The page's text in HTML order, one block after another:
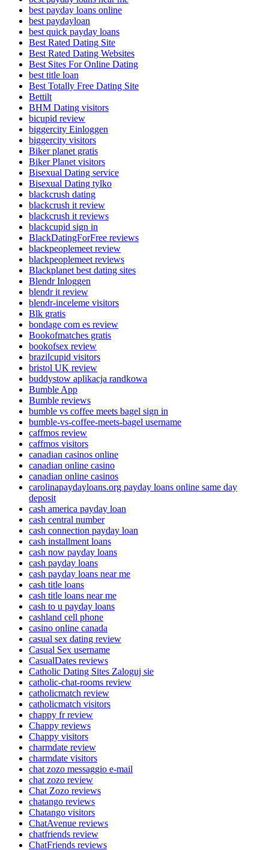
best payday loans online
best paydayloan
best quick payday loans
Best Rated Dating Site
Best Rated Dating Websites
Best Sites For Online Dating
best title loan
Best Totally Free Dating Site
Bettilt
BHM Dating visitors
bicupid review
biggercity Einloggen
biggercity visitors
Biker planet gratis
Biker Planet visitors
Bisexual Dating service
Bisexual Dating tylko
blackcrush dating
blackcrush it review
blackcrush it reviews
blackcupid sign in
BlackDatingForFree reviews
blackpeoplemeet review
blackpeoplemeet reviews
Blackplanet best dating sites
Blendr Inloggen
blendr it review
blendr-inceleme visitors
Blk gratis
bondage com es review
Bookofmatches gratis
bookofsex review
brazilcupid visitors
bristol UK review
buddystow aplikacja randkowa
Bumble App
Bumble reviews
bumble vs coffee meets bagel sign in
bumble-vs-coffee-meets-bagel username
caffmos review
caffmos visitors
canadian casinos online
canadian online casino
canadian online casinos
carolinapaydayloans.org payday loans online same day
deposit
cash america payday loan
cash central number
cash connection payday loan
cash installment loans
cash now payday loans
cash payday loans
cash payday loans near me
cash title loans
cash title loans near me
cash to u payday loans
cashland cell phone
casino online canada
casual sex dating review
Casual Sex username
CasualDates reviews
Catholic Dating Sites Zaloguj sie
catholic-chat-rooms review
catholicmatch review
catholicmatch visitors
chappy fr review
Chappy reviews
Chappy visitors
charmdate review
charmdate visitors
chat zozo messaggio e-mail
chat zozo review
Chat Zozo reviews
chatango reviews
Chatango visitors
ChatAvenue reviews
chatfriends review
ChatFriends reviews